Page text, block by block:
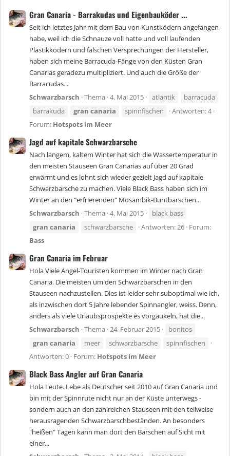
Gran Canaria - Barrakudas und Eigenbauköder ...
Seit ich letztes Jahr mit dem Bau von Kunstködern angefangen
habe, weil ich die Schnauze voll hatte und voll laufenden
Plastikködern und falschen Versprechungen der Hersteller,
haben sich meine Barracuda-Fänge von den Küsten Gran
Canarias geradezu multipliziert. Und auch die Größe der
Barracudas...
Schwarzbarsch Thema 4. Mai 2015 atlantik
barracuda
barrakuda
gran canaria spinnfischen
Antworten: 4
Forum: Hotspots im Meer
Jagd auf kapitale Schwarzbarsche
Nach langem, kaltem Winter hat sich die Wassertemperatur in
den meisten Stauseen Gran Canarias auf über 20 Grad
erwärmt und es lohnt sich wieder gezielt Jagd auf kapitale
Schwarzbarsche zu machen. Viele Black Bass haben sich im
Winter an den "erfrierenden" Mosambik-Buntbarschen...
Schwarzbarsch Thema 4. Mai 2015
black bass
gran canaria schwarzbarsche Antworten: 26 Forum:
Bass
Gran Canaria im Februar
Hola Viele Angel-Touristen kommen im Winter nach Gran
Canaria. Die meisten um den Schwarzbarschen in den
Stauseen nachzustellen. Dies ist leider sehr suboptimal wie ich,
als inzwischen dort 5 Jahre lebender Spinnangler, weiss. Denn,
anders als viele Urlaubsprospekte es vorgaukeln, hat die...
Schwarzbarsch Thema 24. Februar 2015
bonitos
gran canaria meer schwarzbarsche
spinnfischen
Antworten: 0 Forum: Hotspots im Meer
Black Bass Angler auf Gran Canaria
Hola Leute. Lebe als Deutscher seit 2010 auf Gran Canaria und
bin mit der Spinnrute nicht nur an der Küste unterwegs -
sondern auch an den zahlreichen Stauseen mit den teilweise
herausragenden Schwarzbarschbeständen. An besonders
"heißen" Tagen kann man dort den Barschen auf Sicht mit
einer...